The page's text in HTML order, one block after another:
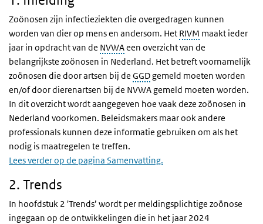
Zoönosen zijn infectieziekten die overgedragen kunnen
worden van dier op mens en andersom. Het RIVM maakt ieder
jaar in opdracht van de NVWAeen overzicht van de
belangrijkste zoönosen in Nederland. Het betreft voornamelijk
zoönosen die door artsen bij de GGDgemeld moeten worden
en/of door dierenartsen bij de NVWA gemeld moeten worden.
In dit overzicht wordt aangegeven hoe vaak deze zoönosen in
Nederland voorkomen. Beleidsmakers maar ook andere
professionals kunnen deze informatie gebruiken om als het
nodig is maatregelen te treffen.
Lees verder op de pagina Samenvatting.
2. Trends
In hoofdstuk 2 'Trends’ wordt per meldingsplichtige zoönose
ingegaan op de ontwikkelingen die in het jaar 2024